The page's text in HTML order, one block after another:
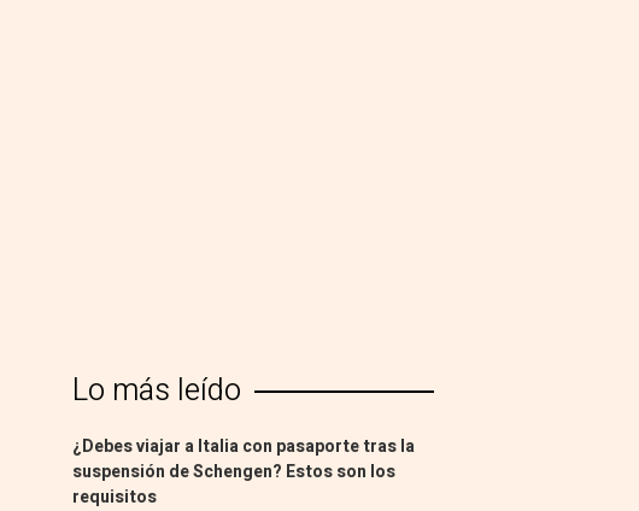
Lo más leído
¿Debes viajar a Italia con pasaporte tras la
suspensión de Schengen? Estos son los
requisitos